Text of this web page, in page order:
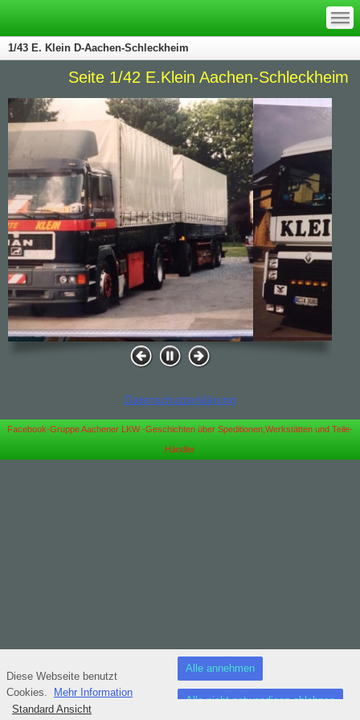
—
—
—
1/43 E. Klein D-Aachen-Schleckheim
Seite 1/42 E.Klein Aachen-Schleckheim
Datenschutzerklärung
Facebook-Gruppe Aachener LKW -Geschichten über Speditionen,Werkstätten und Teile-
Händler
Standard Ansicht
Diese Webseite benutzt
Cookies.
Mehr Information
Alle annehmen
Alle nicht notwendigen ablehnen